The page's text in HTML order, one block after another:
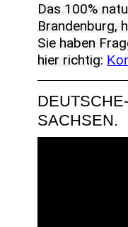
Das 100%
Brandenburg,
Sie haben
hier richtig:
SACHSEN.